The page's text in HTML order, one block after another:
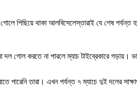
পিছিয়ে থাকা আলবিসেলেস্তারাই যে শেষ পর্যন্ত
গোল করতে না পারলে ম্যাচ টাইব্রেকারে গড়ায়।
পারেনি তারা। এখন পর্যন্ত ৭ ম্যাচে দুই দলের